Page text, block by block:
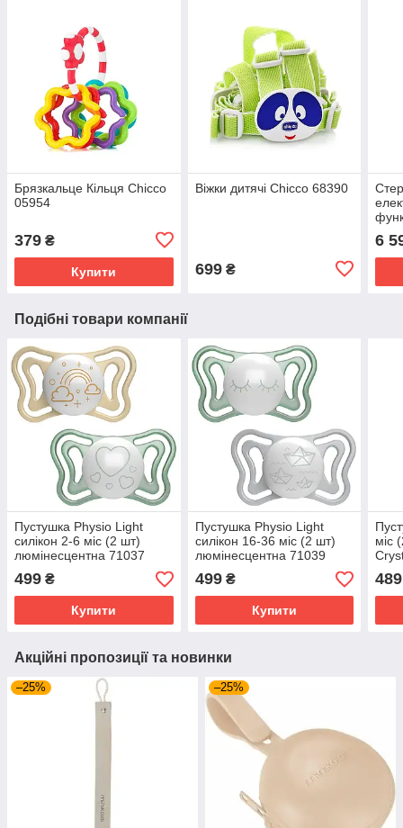
Брязкальце Кільця Chicco
05954
379 ₴
Купити
Віжки дитячі Chicco 68390
699₴
6
Подібні товари компанії
Пустушка Physio Light
силікон 2-6 міс (2 шт)
люмінесцентна 71037
Chicco
499 ₴
Купити
Пустушка Physio Light
силікон 16-36 міс (2 шт)
люмінесцентна 71039
Chicco
499₴
Купити
міс
489
Акційні пропозиції та новинки
–25% –25%